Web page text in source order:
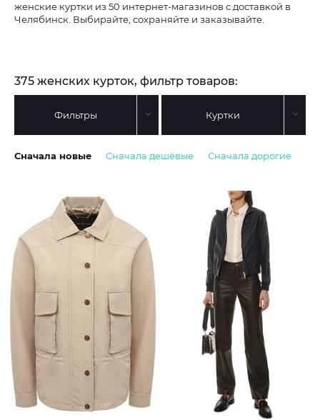
женские куртки из 50 интернет-магазинов с доставкой в
Челябинск. Выбирайте, сохраняйте и заказывайте.
375 женских курток, фильтр товаров:
Фильтры Куртки
Сначала новые Сначала дешёвые Сначала дорогие